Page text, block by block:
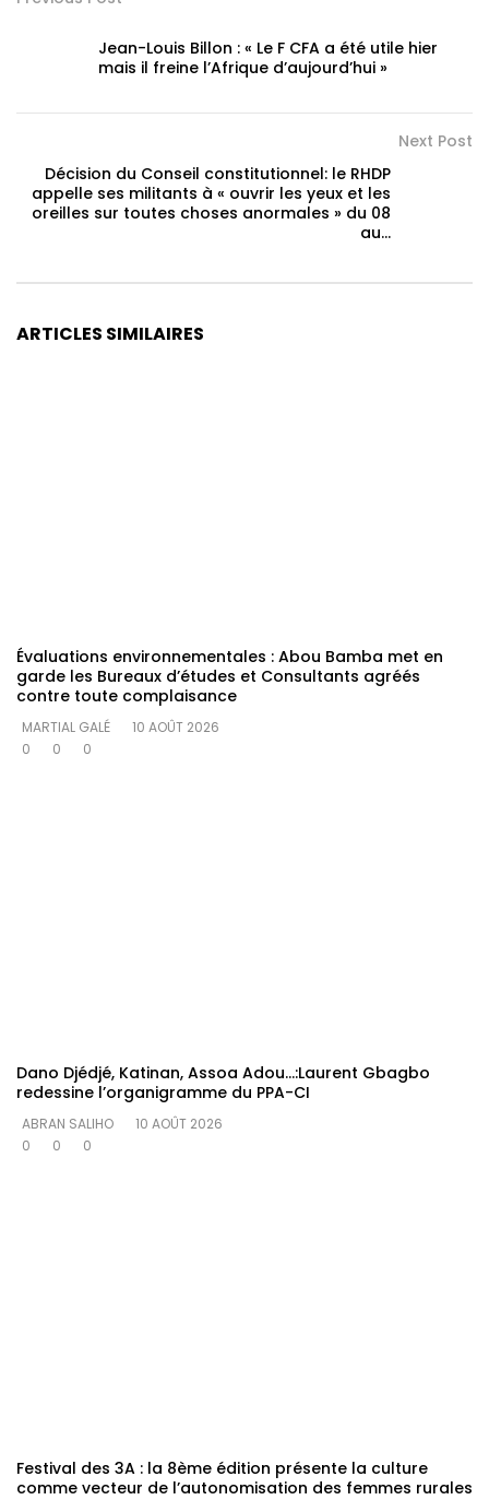
Jean-Louis Billon : « Le F CFA a été utile hier
mais il freine l’Afrique d’aujourd’hui »
Next Post
Décision du Conseil constitutionnel: le RHDP
appelle ses militants à « ouvrir les yeux et les
oreilles sur toutes choses anormales » du 08
au…
ARTICLES SIMILAIRES
Évaluations environnementales : Abou Bamba met en
garde les Bureaux d’études et Consultants agréés
contre toute complaisance
MARTIAL GALÉ
10 AOÛT 2026
0
0 0
Dano Djédjé, Katinan, Assoa Adou…:Laurent Gbagbo
redessine l’organigramme du PPA-CI
ABRAN SALIHO
10 AOÛT 2026
0
0 0
Festival des 3A : la 8ème édition présente la culture
comme vecteur de l’autonomisation des femmes rurales